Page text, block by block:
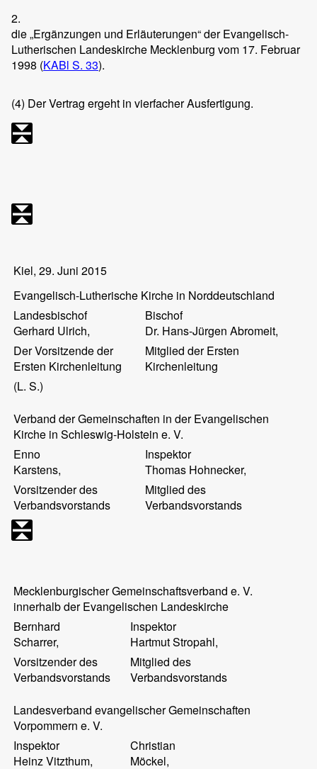
2.
die „Ergänzungen und Erläuterungen“ der Evangelisch-
Lutherischen Landeskirche Mecklenburg vom 17. Februar
1998 (KABl S. 33).
(4) Der Vertrag ergeht in vierfacher Ausfertigung.
Kiel, 29. Juni 2015
Evangelisch-Lutherische Kirche in Norddeutschland
Landesbischof
Gerhard Ulrich,
Bischof
Dr. Hans-JürgenAbromeit,
Der Vorsitzende der
Ersten Kirchenleitung
Mitglied der Ersten
Kirchenleitung
(L. S.)
Verband der Gemeinschaften in der Evangelischen
Kirche in Schleswig-Holstein e. V.
Enno
Karstens,
Inspektor
Thomas Hohnecker,
Vorsitzender des
Verbandsvorstands
Mitglied des
Verbandsvorstands
Mecklenburgischer Gemeinschaftsverband e. V.
innerhalb der Evangelischen Landeskirche
Bernhard
Scharrer,
Inspektor
HartmutStropahl,
Vorsitzender des
Verbandsvorstands
Mitglied des
Verbandsvorstands
Landesverband evangelischer Gemeinschaften
Vorpommern e. V.
Inspektor
HeinzVitzthum,
Christian
Möckel,